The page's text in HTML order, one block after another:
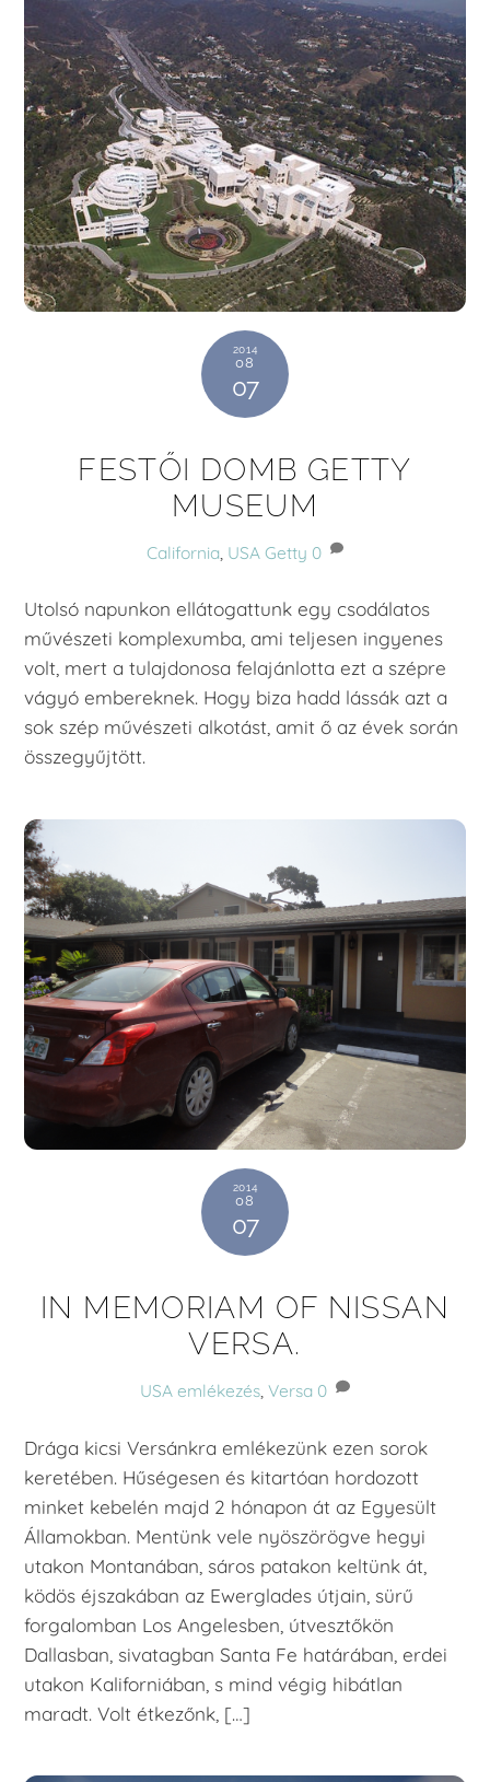
2014
08
07
FESTŐI DOMB GETTY
MUSEUM
California, USA Getty 0
Utolsó napunkon ellátogattunk egy csodálatos
művészeti komplexumba, ami teljesen ingyenes
volt, mert a tulajdonosa felajánlotta ezt a szépre
vágyó embereknek. Hogy biza hadd lássák azt a
sok szép művészeti alkotást, amit ő az évek során
összegyűjtött.
2014
08
07
IN MEMORIAM OF NISSAN
VERSA.
USA emlékezés,Versa 0
Drága kicsi Versánkra emlékezünk ezen sorok
keretében. Hűségesen és kitartóan hordozott
minket kebelén majd 2 hónapon át az Egyesült
Államokban. Mentünk vele nyöszörögve hegyi
utakon Montanában, sáros patakon keltünk át,
ködös éjszakában az Ewerglades útjain, sürű
forgalomban Los Angelesben, útvesztőkön
Dallasban, sivatagban Santa Fe határában, erdei
utakon Kaliforniában, s mind végig hibátlan
maradt. Volt étkezőnk, […]